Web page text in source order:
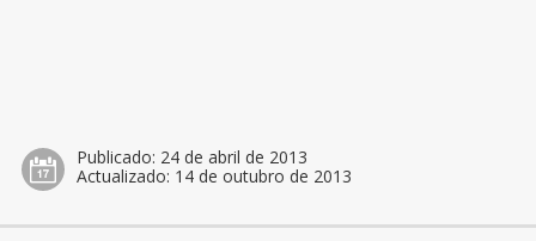
Publicado: 24 de abril de 2013
Actualizado: 14 de outubro de 2013